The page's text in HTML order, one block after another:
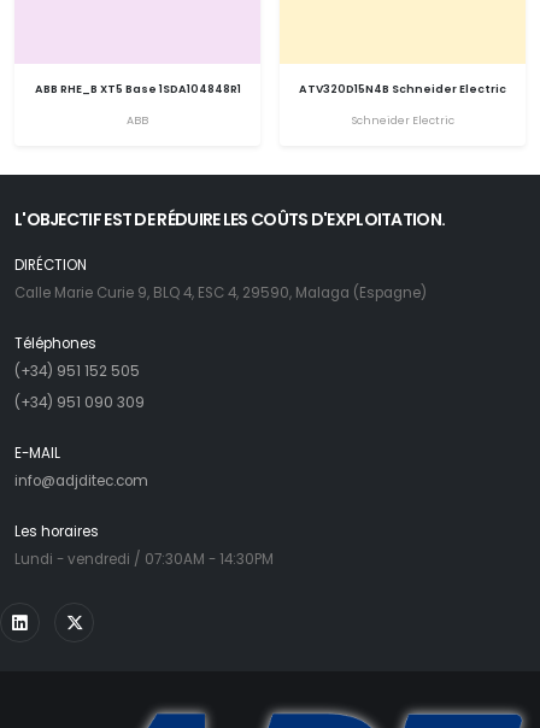
ABB RHE_B XT5 Base 1SDA104848R1
ABB
ATV320D15N4B Schneider Electric
Schneider Electric
L'OBJECTIF EST DE RÉDUIRE LES COÛTS D'EXPLOITATION.
DIRÉCTION
Calle Marie Curie 9, BLQ 4, ESC 4, 29590, Malaga (Espagne)
Téléphones
(+34) 951 152 505
(+34) 951 090 309
E-MAIL
info@adjditec.com
Les horaires
Lundi - vendredi / 07:30AM - 14:30PM